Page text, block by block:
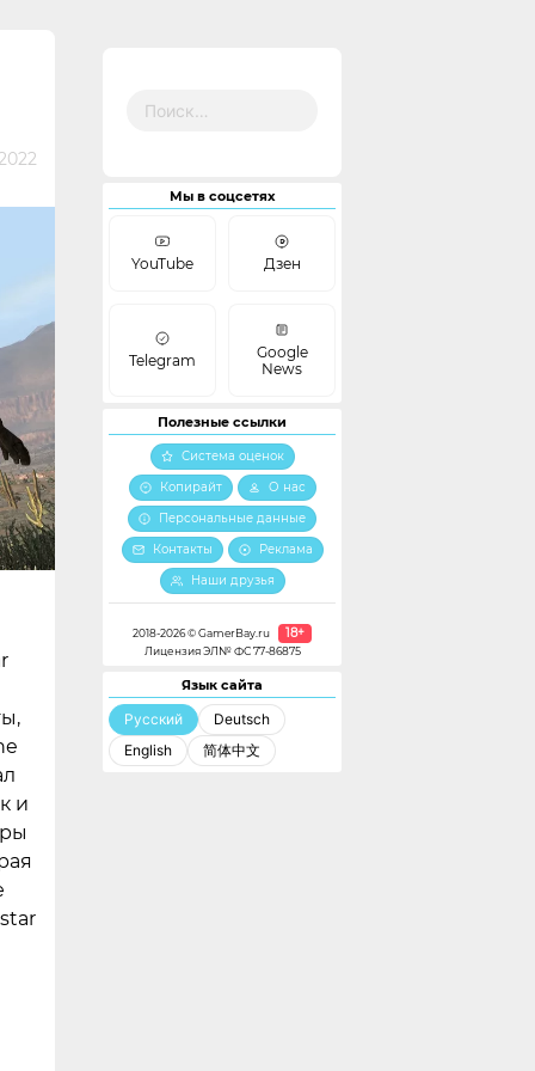
и
Мы в соцсетях
YouTube Дзен
Telegram
Google
News
Полезные ссылки
Система оценок
Копирайт
О нас
Персональные данные
Контакты
Реклама
Наши друзья
2018-2026 © GamerBay.ru 18+
Лицензия ЭЛ№ ФС 77-86875
Язык сайта
Русский
Deutsch
English
简体中文